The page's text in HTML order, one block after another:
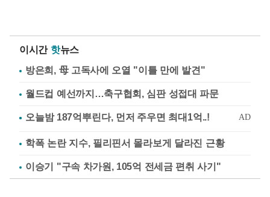
이시간 핫뉴스
방은희, 母 고독사에 오열 "이틀 만에 발견"
월드컵 예선까지…축구협회, 심판 성접대 파문
학폭 논란 지수, 필리핀서 몰라보게 달라진 근황
이승기 "구속 차가원, 105억 전세금 편취 사기"